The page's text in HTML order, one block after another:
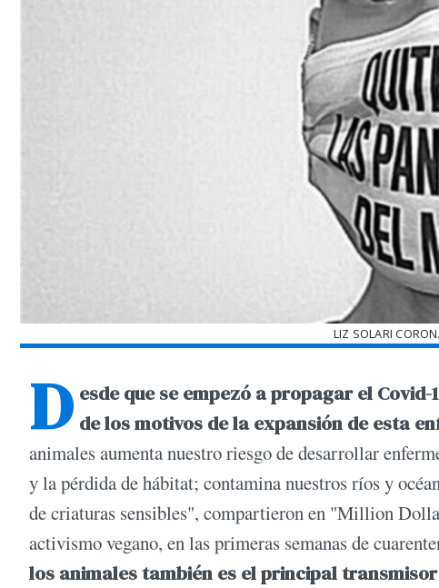
LIZ SOLARI
D esde que se empezó a propagar el
de los motivos de la expansión de esta
animales aumenta nuestro riesgo de desarrollar
y la pérdida de hábitat; contamina nuestros ríos y
de criaturas sensibles", compartieron en "Million
activismo vegano, en las primeras semanas de
los animales también es el principal